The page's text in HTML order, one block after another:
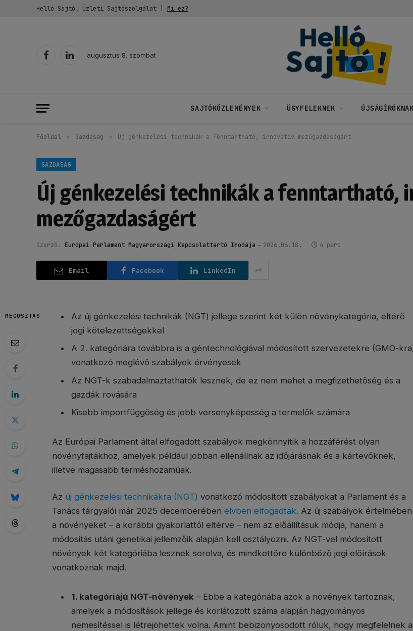
Helló Sajtó! Üzleti Sajtószolgálat | Mi ez?
FacebookLinkedIn
augusztus 8. szombat
SAJTÓKÖZLEMÉNYEK ÜGYFELEKNEK ÚJSÁGÍRÓKNAK
Főoldal » Gazdaság » Új génkezelési technikák a fenntartható, innovatív mezőgazdaságért
GAZDASÁG
Új génkezelési technikák a fenntartható,
mezőgazdaságért
Szerző: Európai Parlament Magyarországi Kapcsolattartó Irodája 2026.06.18. 4 perc
Email Facebook LinkedIn
MEGOSZTÁS
Az új génkezelési technikák (NGT) jellege szerint két külön növénykategória, eltérő
jogi kötelezettségekkel
A 2. kategóriára továbbra is a géntechnológiával módosított szervezetekre (GMO-
vonatkozó meglévő szabályok érvényesek
Az NGT-k szabadalmaztathatók lesznek, de ez nem mehet a megfizethetőség és a
gazdák rovására
Kisebb importfüggőség és jobb versenyképesség a termelők számára
Az Európai Parlament által elfogadott szabályok megkönnyítik a hozzáférést olyan
növényfajtákhoz, amelyek például jobban ellenállnak az időjárásnak és a kártevőknek,
illetve magasabb terméshozamúak.
Az új génkezelési technikákra (NGT) vonatkozó módosított szabályokat a Parlament és a
Tanács tárgyalói már 2025 decemberében elvben elfogadták. Az új szabályok értelmében
a növényeket – a korábbi gyakorlattól eltérve – nem az előállításuk módja, hanem a
módosítás utáni genetikai jellemzőik alapján kell osztályozni. Az NGT-vel módosított
növények két kategóriába lesznek sorolva, és mindkettőre különböző jogi előírások
vonatkoznak majd.
1. kategóriájú NGT-növények – Ebbe a kategóriába azok a növények tartoznak,
amelyek a módosítások jellege és korlátozott száma alapján hagyományos
nemesítéssel is létrejöhettek volna. Amint bebizonyosodott róluk, hogy megfelelnek